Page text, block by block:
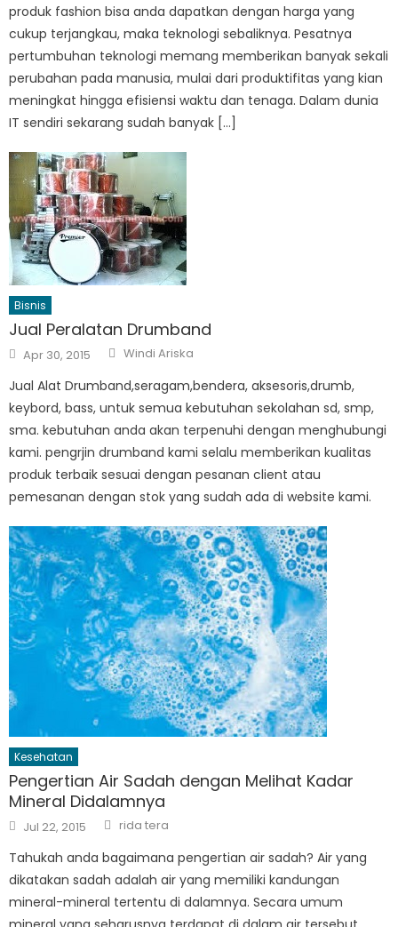
produk fashion bisa anda dapatkan dengan harga yang
cukup terjangkau, maka teknologi sebaliknya. Pesatnya
pertumbuhan teknologi memang memberikan banyak sekali
perubahan pada manusia, mulai dari produktifitas yang kian
meningkat hingga efisiensi waktu dan tenaga. Dalam dunia
IT sendiri sekarang sudah banyak […]
Bisnis
Jual Peralatan Drumband
Posted
on
Apr 30, 2015 Author
Windi Ariska
Jual Alat Drumband,seragam,bendera, aksesoris,drumb,
keybord, bass, untuk semua kebutuhan sekolahan sd, smp,
sma. kebutuhan anda akan terpenuhi dengan menghubungi
kami. pengrjin drumband kami selalu memberikan kualitas
produk terbaik sesuai dengan pesanan client atau
pemesanan dengan stok yang sudah ada di website kami.
Kesehatan
Pengertian Air Sadah dengan Melihat Kadar
Mineral Didalamnya
Posted
on
Jul 22, 2015 Author
rida tera
Tahukah anda bagaimana pengertian air sadah? Air yang
dikatakan sadah adalah air yang memiliki kandungan
mineral-mineral tertentu di dalamnya. Secara umum